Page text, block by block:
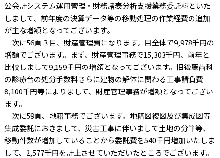
公会計システム運用管理・財務諸表分析支援業務委託料といた
しまして、前年度の決算データ等の移動処理の作業経費の追加
が主な増額となってございます。
次に56頁３目、財産管理費になります。目全体で9,978千円の
増額でございます。まず、財産管理事務で15,303千円、前年と
比較しまして9,159千円の増額となってございます。旧後藤歯科
の診療台の処分手数料さらに建物の解体に関わる工事請負費
8,100千円等によりまして、財産管理事務が増額となってござい
ます。
次に59頁、地籍事務でございます。地籍図複図及び集成図等
集成委託におきまして、災害工事に伴いまして土地の分筆等、
移動件数が増加していることから委託費を540千円増加いたしま
して、2,577千円を計上させていただいたところでございます。